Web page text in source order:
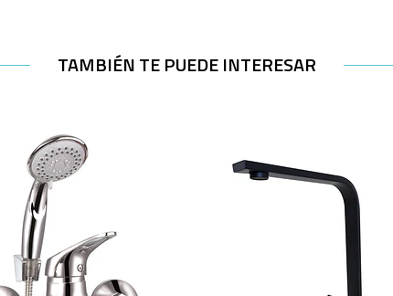
TAMBIÉN TE PUEDE INTERESAR